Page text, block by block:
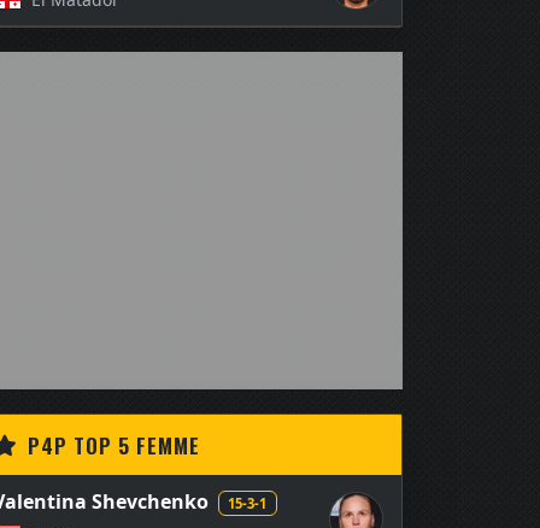
P4P TOP 5 FEMME
Shevchenko 15-3-1